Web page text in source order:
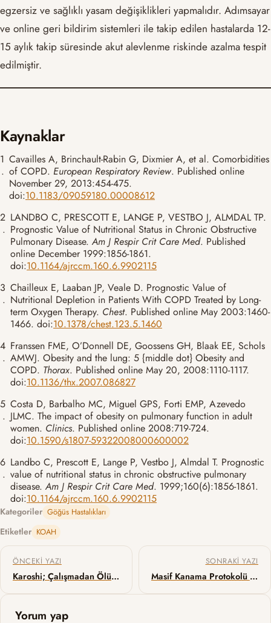
egzersiz ve sağlıklı yasam değişiklikleri yapmalıdır. Adımsayar
ve online geri bildirim sistemleri ile takip edilen hastalarda 12-
15 aylık takip süresinde akut alevlenme riskinde azalma tespit
edilmiştir.
Kaynaklar
1
.
Cavailles A, Brinchault-Rabin G, Dixmier A, et al. Comorbidities
of COPD. European Respiratory Review. Published online
November 29, 2013:454-475.
doi:10.1183/09059180.00008612
2
.
LANDBO C, PRESCOTT E, LANGE P, VESTBO J, ALMDAL TP.
Prognostic Value of Nutritional Status in Chronic Obstructive
Pulmonary Disease.Am J Respir Crit Care Med. Published
online December 1999:1856-1861.
doi:10.1164/ajrccm.160.6.9902115
3
.
Chailleux E, Laaban JP, Veale D. Prognostic Value of
Nutritional Depletion in Patients With COPD Treated by Long-
term Oxygen Therapy. Chest. Published online May 2003:1460-
1466. doi:10.1378/chest.123.5.1460
4
.
Franssen FME, O’Donnell DE, Goossens GH, Blaak EE, Schols
AMWJ. Obesity and the lung: 5 {middle dot} Obesity and
COPD. Thorax. Published online May 20, 2008:1110-1117.
doi:10.1136/thx.2007.086827
5
.
Costa D, Barbalho MC, Miguel GPS, Forti EMP, Azevedo
JLMC. The impact of obesity on pulmonary function in adult
women. Clinics. Published online 2008:719-724.
doi:10.1590/s1807-59322008000600002
6
.
Landbo C, Prescott E, Lange P, Vestbo J, Almdal T. Prognostic
value of nutritional status in chronic obstructive pulmonary
disease.Am J Respir Crit Care Med. 1999;160(6):1856-1861.
doi:10.1164/ajrccm.160.6.9902115
Kategoriler Göğüs Hastalıkları
Etiketler KOAH
Yazı gezinmesi
ÖNCEKI YAZI
Karoshi; Çalışmadan Ölüme Giden Bir Yol
SONRAKI YAZI
Masif Kanama Protokolü – 7 T
Yorum yap